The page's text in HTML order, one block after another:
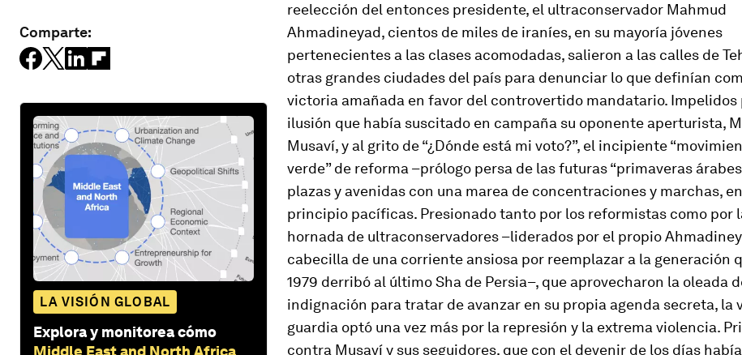
Comparte:
LA VISIÓN GLOBAL
Explora y monitorea cómo
Middle East and North Africa
reelección del entonces presidente, el ultraconservador Mahmud
Ahmadineyad, cientos de miles de iraníes, en su mayoría jóvenes
pertenecientes a las clases acomodadas, salieron a las calles de
otras grandes ciudades del país para denunciar lo que definían
victoria amañada en favor del controvertido mandatario. Impelidos
ilusión que había suscitado en campaña su oponente aperturista,
Musaví, y al grito de “¿Dónde está mi voto?”, el incipiente
verde” de reforma –prólogo persa de las futuras “primaveras
plazas y avenidas con una marea de concentraciones y marchas,
principio pacíficas. Presionado tanto por los reformistas como por
hornada de ultraconservadores –liderados por el propio
cabecilla de una corriente ansiosa por reemplazar a la generación
1979 derribó al último Sha de Persia–, que aprovecharon la oleada
indignación para tratar de avanzar en su propia agenda secreta, la
guardia optó una vez más por la represión y la extrema violencia.
contra Musaví y sus seguidores, que con el devenir de los días